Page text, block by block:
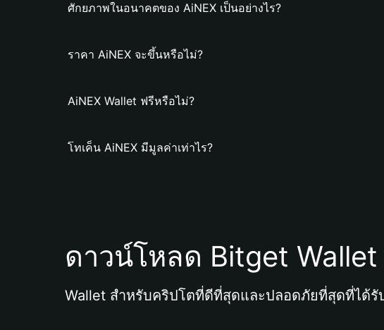
ศักยภาพในอนาคตของ AiNEX เป็นอย่างไร?
ราคา AiNEX จะขึ้นหรือไม่?
AiNEX Wallet ฟรีหรือไม่?
โทเค็น AiNEX มีมูลค่าเท่าไร?
ดาวน์โหลด Bitget Wallet
Wallet สำหรับคริปโตที่ดีที่สุดและปลอดภัยที่สุดที่ได้รั